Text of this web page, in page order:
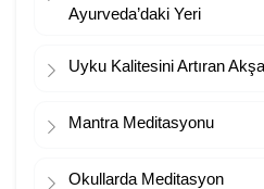
Ayurveda’daki Yeri
Uyku Kalitesini Artıran
Mantra Meditasyonu
Okullarda Meditasyon